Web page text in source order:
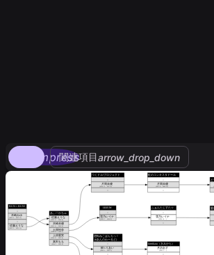
compress
関連項目arrow_drop_down